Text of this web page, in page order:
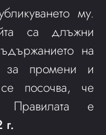
му.
са длъжни
на
за промени и
посочва, че
Правилата е